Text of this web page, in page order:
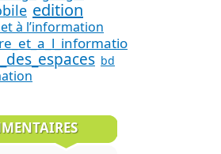
edition
à l’information
bd